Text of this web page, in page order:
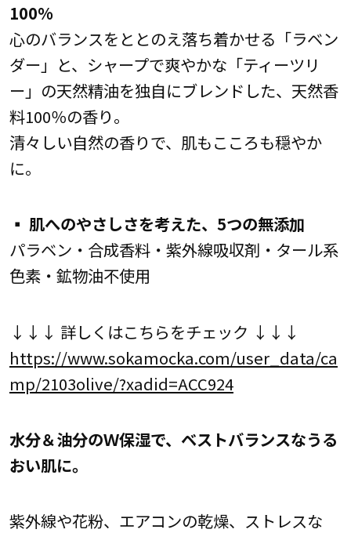
100%
心のバランスをととのえ落ち着かせる「ラベン
ダー」と、シャープで爽やかな「ティーツリ
ー」の天然精油を独自にブレンドした、天然香
料100％の香り。
清々しい自然の香りで、肌もこころも穏やか
に。
▪ 肌へのやさしさを考えた、5つの無添加
パラベン・合成香料・紫外線吸収剤・タール系
色素・鉱物油不使用
↓↓↓ 詳しくはこちらをチェック ↓↓↓
https://www.sokamocka.com/user_data/ca
mp/2103olive/?xadid=ACC924
水分＆油分のＷ保湿で、ベストバランスなうる
おい肌に。
紫外線や花粉、エアコンの乾燥、ストレスな